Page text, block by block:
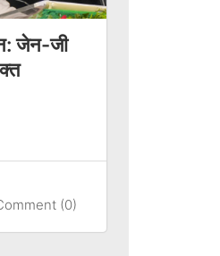
जेन-जी
(0)